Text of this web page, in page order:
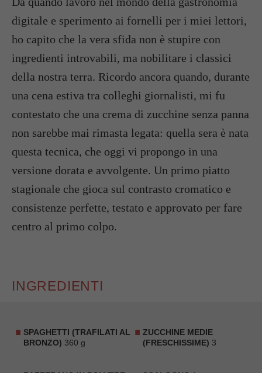
digitale e sperimento ai fornelli per i miei lettori,
ho capito che la vera sfida non è stupire con
ingredienti introvabili, ma nobilitare i classici
della nostra terra. Ricordo ancora quando, durante
una cena estiva tra colleghi giornalisti, mi fu
contestato che una crema di zucchine senza panna
non sarebbe mai rimasta legata: quella sera è nata
questa tecnica, che oggi vi propongo in una
versione dorata e avvolgente. Un primo piatto
stagionale che gioca sul contrasto cromatico e
consistenze perfette, testato e approvato per fare
centro al primo colpo.
INGREDIENTI
SPAGHETTI (TRAFILATI AL
BRONZO) 360 g
ZUCCHINE MEDIE
(FRESCHISSIME) 3